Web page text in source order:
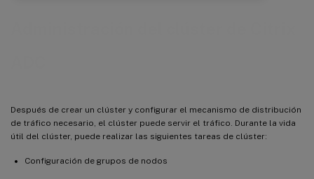
Después de crear un clúster y configurar el mecanismo de distribución
de tráfico necesario, el clúster puede servir el tráfico. Durante la vida
útil del clúster, puede realizar las siguientes tareas de clúster:
Configuración de grupos de nodos